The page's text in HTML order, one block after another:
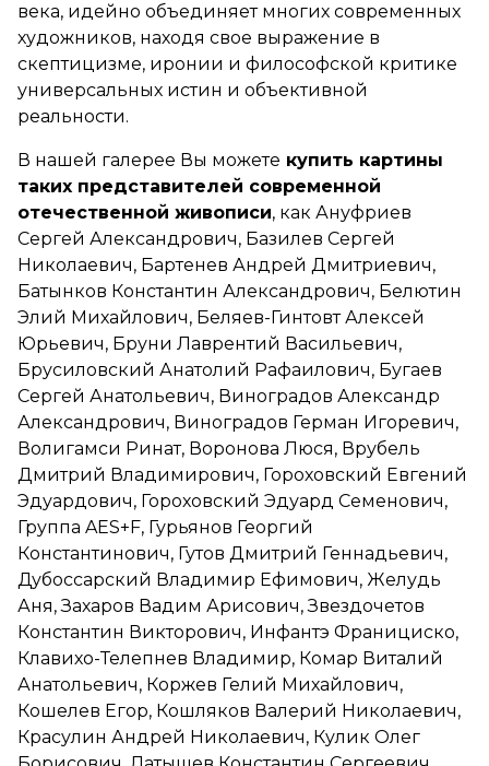
века, идейно объединяет многих современных
художников, находя свое выражение в
скептицизме, иронии и философской критике
универсальных истин и объективной
реальности.
В нашей галерее Вы можете купить картины
таких представителей современной
отечественной живописи, как Ануфриев
Сергей Александрович, Базилев Сергей
Николаевич, Бартенев Андрей Дмитриевич,
Батынков Константин Александрович, Белютин
Элий Михайлович, Беляев-Гинтовт Алексей
Юрьевич, Бруни Лаврентий Васильевич,
Брусиловский Анатолий Рафаилович, Бугаев
Сергей Анатольевич, Виноградов Александр
Александрович, Виноградов Герман Игоревич,
Волигамси Ринат, Воронова Люся, Врубель
Дмитрий Владимирович, Гороховский Евгений
Эдуардович, Гороховский Эдуард Семенович,
Группа AES+F, Гурьянов Георгий
Константинович, Гутов Дмитрий Геннадьевич,
Дубоссарский Владимир Ефимович, Желудь
Аня, Захаров Вадим Арисович, Звездочетов
Константин Викторович, Инфантэ Франициско,
Клавихо-Телепнев Владимир, Комар Виталий
Анатольевич, Коржев Гелий Михайлович,
Кошелев Егор, Кошляков Валерий Николаевич,
Красулин Андрей Николаевич, Кулик Олег